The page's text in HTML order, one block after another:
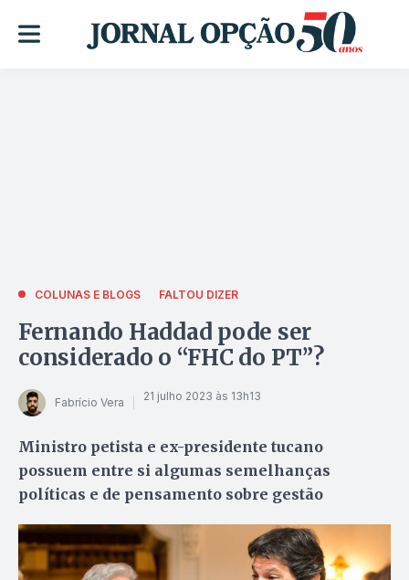
COLUNAS E BLOGS FALTOU DIZER
Fernando Haddad pode ser
considerado o “FHC do PT”?
Fabrício Vera 21 julho 2023 às 13h13
Ministro petista e ex-presidente tucano
possuem entre si algumas semelhanças
políticas e de pensamento sobre gestão